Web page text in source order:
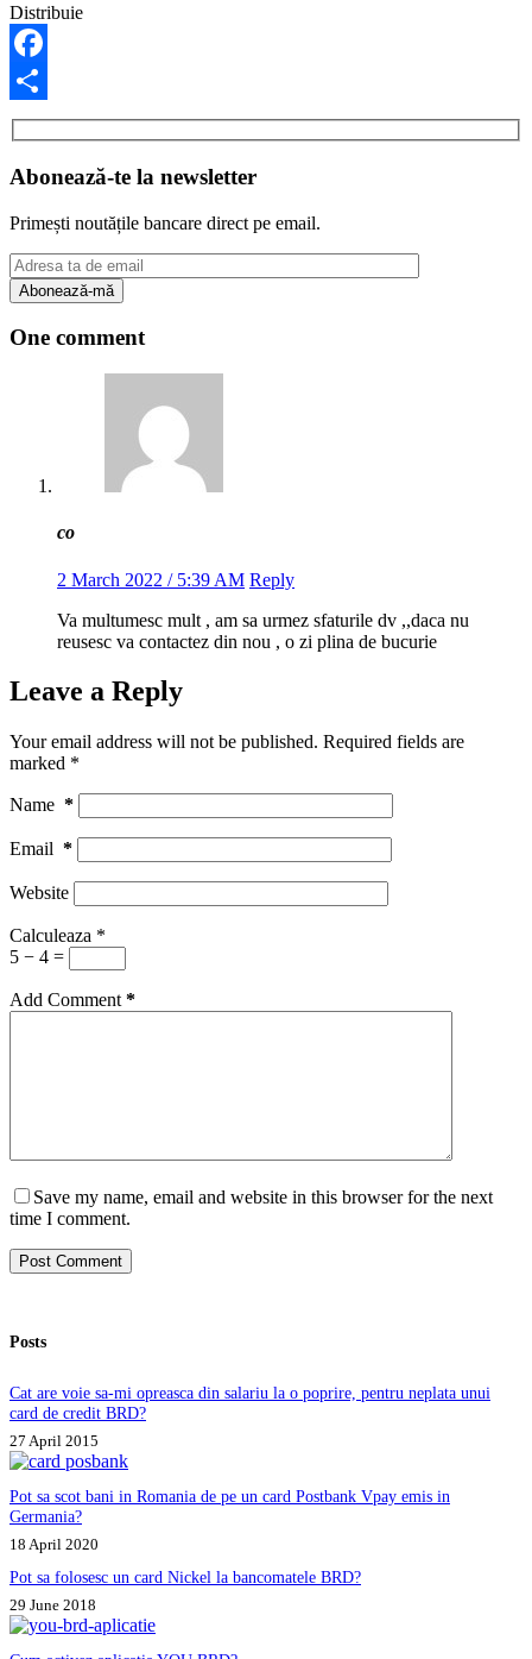
Distribuie
Facebook
Share
Abonează-te la newsletter
Primești noutățile bancare direct pe email.
One comment
co
2 March 2022 / 5:39 AM Reply
Va multumesc mult , am sa urmez sfaturile dv ,,daca nu
reusesc va contactez din nou , o zi plina de bucurie
Leave a Reply
Your email address will not be published. Required fields are
marked *
Name *
Email *
Website
Calculeaza *
5 − 4 =
Add Comment *
Save my name, email and website in this browser for the next
time I comment.
Post Comment
Posts
Cat are voie sa-mi opreasca din salariu la o poprire, pentru neplata unui
card de credit BRD?
27 April 2015
Pot sa scot bani in Romania de pe un card Postbank Vpay emis in
Germania?
18 April 2020
Pot sa folosesc un card Nickel la bancomatele BRD?
29 June 2018